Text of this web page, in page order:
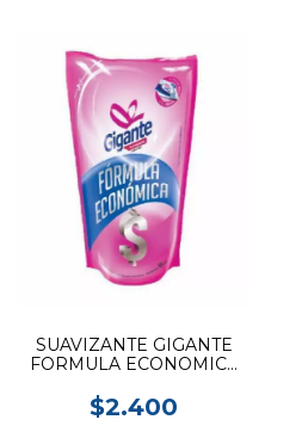
SUAVIZANTE GIGANTE
FORMULA ECONOMICA
$2.400